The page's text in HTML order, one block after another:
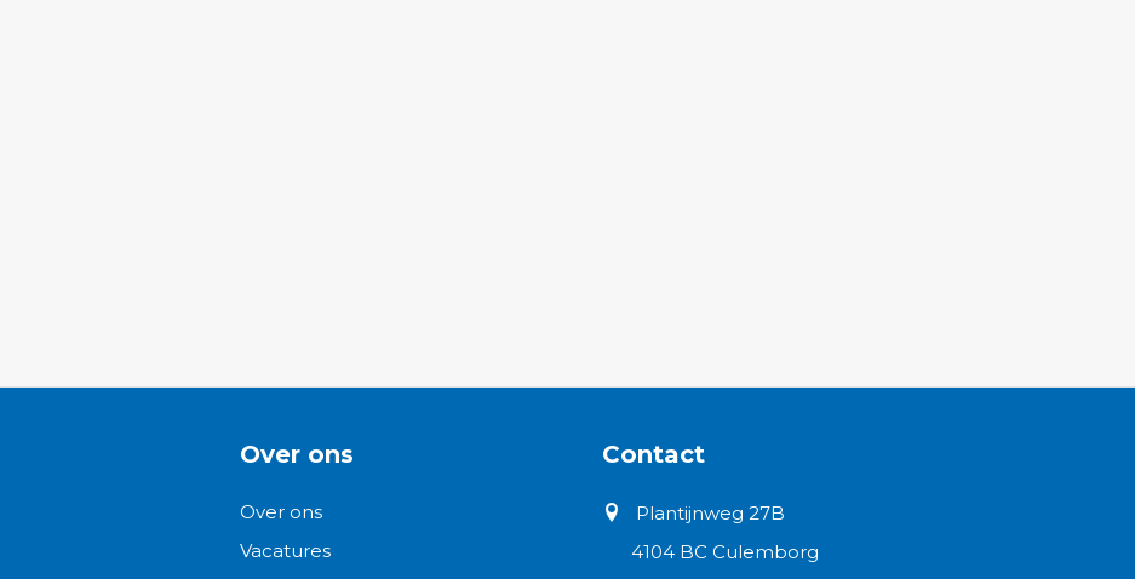
Over ons
Over ons
Vacatures
Contact
Plantijnweg 27B
4104 BC Culemborg